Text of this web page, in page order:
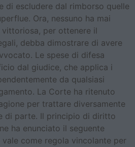
di escludere dal rimborso quelle
Ora, nessuno ha mai
per ottenere il
debba dimostrare di avere
Le spese di difesa
dal giudice, che applica i
da qualsiasi
La Corte ha ritenuto
per trattare diversamente
di parte. Il principio di diritto
ha enunciato il seguente
come regola vincolante per